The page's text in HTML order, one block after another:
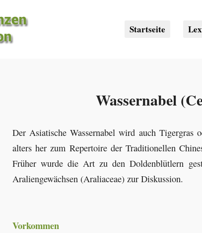
Startseite
Wassernabel
Der Asiatische Wassernabel wird auch Tigergras
alters her zum Repertoire der Traditionellen
Früher wurde die Art zu den Doldenblütlern
Araliengewächsen (Araliaceae) zur Diskussion.
Vorkommen